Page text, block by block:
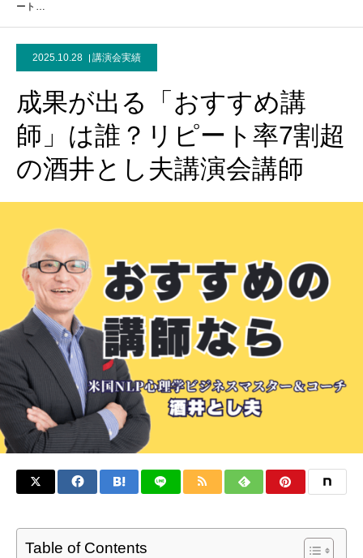
ート…
2025.10.28 講演会実績
成果が出る「おすすめ講
師」は誰？リピート率7割超
の酒井とし夫講演会講師
Table of Contents